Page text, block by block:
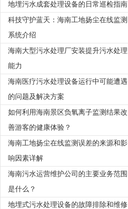
地埋污水成套处理设备的日常巡检指南
科技守护蓝天：海南工地扬尘在线监测
系统介绍
海南大型污水处理厂安装提升污水处理
能力
海南医疗污水处理设备运行中可能遭遇
的问题及解决方案
如何利用海南景区负氧离子监测结果改
善游客的健康体验？
海南工地扬尘在线监测误差的来源和影
响因素详解
海南污水运营维护公司的主要业务范围
是什么？
地埋式污水处理设备的故障排除和维修